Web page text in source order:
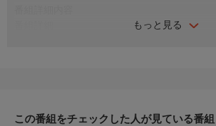
もっと見る
この番組をチェックした人が見ている番組